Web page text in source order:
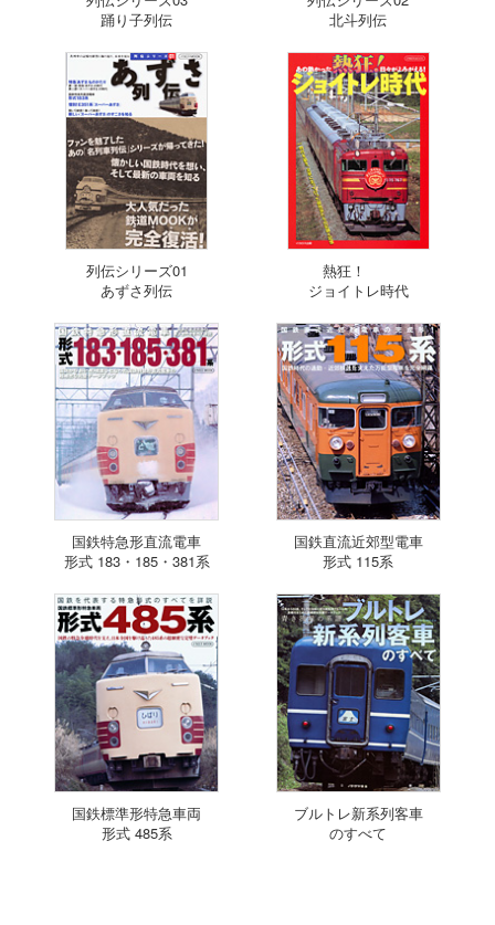
踊り子列伝
北斗列伝
列伝シリーズ01
あずさ列伝
熱狂！
ジョイトレ時代
国鉄特急形直流電車
形式 183・185・381系
国鉄直流近郊型電車
形式 115系
国鉄標準形特急車両
形式 485系
ブルトレ新系列客車
のすべて